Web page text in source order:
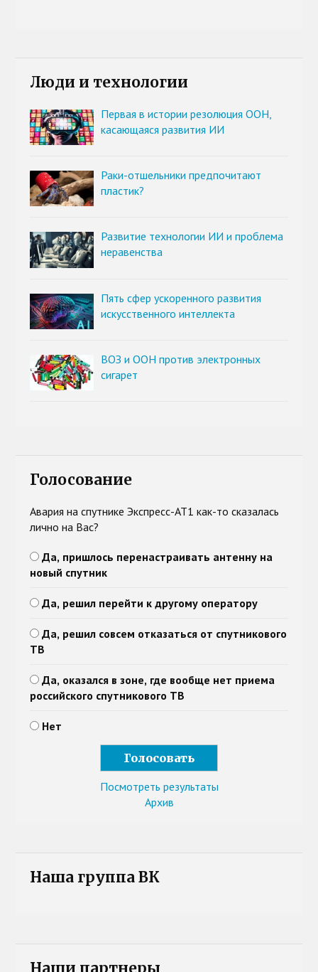
Люди и технологии
Первая в истории резолюция ООН,
касающаяся развития ИИ
Раки-отшельники предпочитают
пластик?
Развитие технологии ИИ и проблема
неравенства
Пять сфер ускоренного развития
искусственного интеллекта
ВОЗ и ООН против электронных
сигарет
Голосование
Авария на спутнике Экспресс-АТ1 как-то сказалась
лично на Вас?
Да, пришлось перенастраивать антенну на
новый спутник
Да, решил перейти к другому оператору
Да, решил совсем отказаться от спутникового
ТВ
Да, оказался в зоне, где вообще нет приема
российского спутникового ТВ
Нет
Посмотреть результаты
Архив
Наша группа ВК